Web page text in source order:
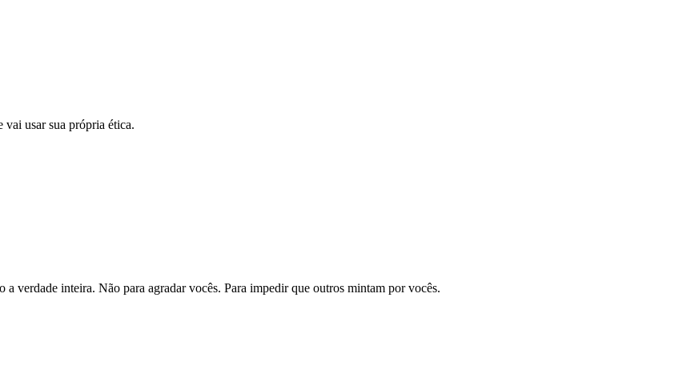
usar sua própria ética.
verdade inteira. Não para agradar vocês. Para impedir que outros mintam por vocês.